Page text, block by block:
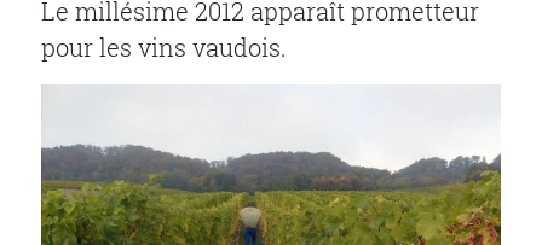
Le millésime 2012 apparaît prometteur
pour les vins vaudois.